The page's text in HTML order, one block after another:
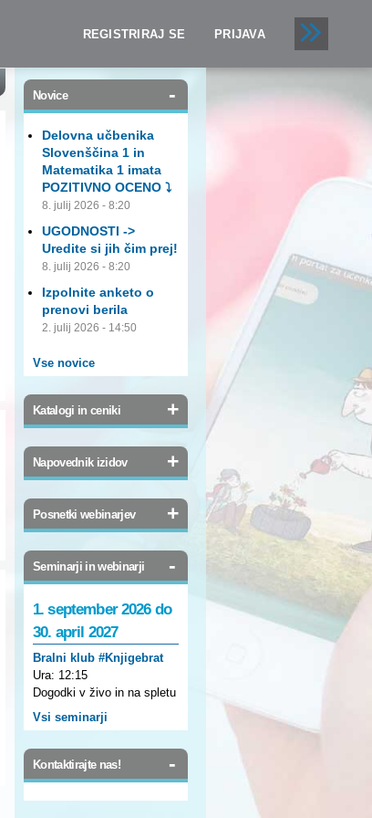
REGISTRIRAJ SE
PRIJAVA
ŽIVALSKE
Novice -
Delovna učbenika
Slovenščina 1 in
Matematika 1 imata
POZITIVNO OCENO ⤵️
8. julij 2026 - 8:20
UGODNOSTI ->
Uredite si jih čim prej!
8. julij 2026 - 8:20
Izpolnite anketo o
prenovi berila
2. julij 2026 - 14:50
Vse novice
Katalogi in ceniki +
Napovednik izidov +
Posnetki webinarjev +
Seminarji in webinarji -
1. september 2026 do
30. april 2027
Bralni klub #Knjigebrat
Ura: 12:15
Dogodki v živo in na spletu
Vsi seminarji
Kontaktirajte nas! -